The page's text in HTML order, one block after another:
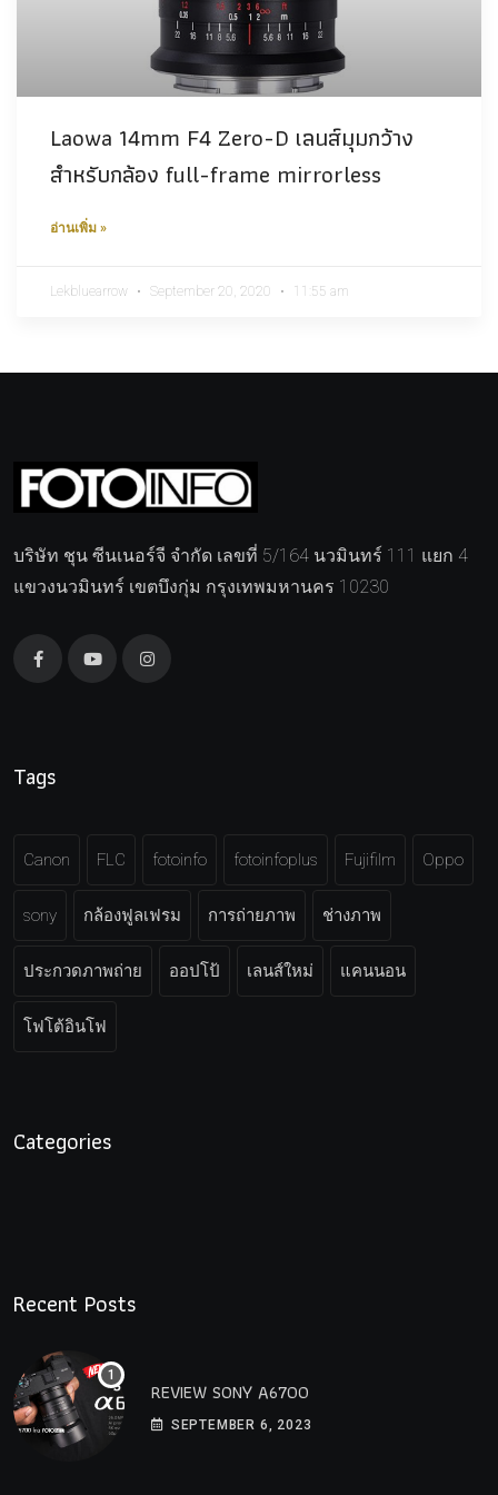
Laowa 14mm F4 Zero-D เลนส์มุมกว้าง
สำหรับกล้อง full-frame mirrorless
อ่านเพิ่ม »
Lekbluearrow September 20, 2020 11:55 am
บริษัท ชุน ซีนเนอร์จี จำกัด เลขที่ 5/164 นวมินทร์ 111 แยก 4
แขวงนวมินทร์ เขตบึงกุ่ม กรุงเทพมหานคร 10230
Tags
Canon FLC fotoinfo fotoinfoplus Fujifilm Oppo
sony กล้องฟูลเฟรม การถ่ายภาพ ช่างภาพ
ประกวดภาพถ่าย ออปโป้ เลนส์ใหม่ แคนนอน
โฟโต้อินโฟ
Categories
Recent Posts
REVIEW SONY A6700
SEPTEMBER 6, 2023